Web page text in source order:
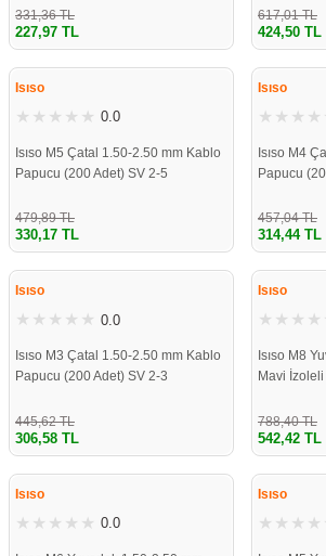
331,36 TL
227,97 TL
617,01 TL
424,50 TL
%31
Isıso
0.0
Isıso M5 Çatal 1.50-2.50 mm Kablo
Papucu (200 Adet) SV 2-5
479,89 TL
330,17 TL
Isıso
Isıso M4
Papucu
457,04 TL
314,44 TL
%31
Isıso
0.0
Isıso M3 Çatal 1.50-2.50 mm Kablo
Papucu (200 Adet) SV 2-3
445,62 TL
306,58 TL
Isıso
Isıso M8
Mavi
788,40 TL
542,42 TL
%31
Isıso
0.0
Isıso